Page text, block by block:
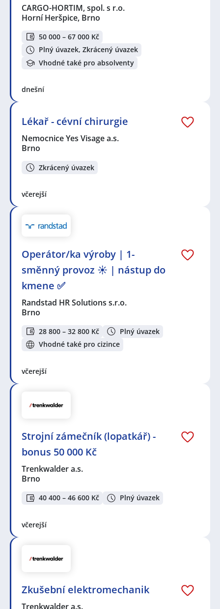
CARGO-HORTIM, spol. s r.o.
Horní Heršpice, Brno
50 000 – 67 000 Kč
Plný úvazek, Zkrácený úvazek
Vhodné také pro absolventy
dnešní
Lékař - cévní chirurgie
Nemocnice Yes Visage a.s.
Brno
Zkrácený úvazek
včerejší
Operátor/ka výroby | 1-
směnný provoz ☀️ | nástup do
kmene ✅
Randstad HR Solutions s.r.o.
Brno
28 800 – 32 800 Kč
Plný úvazek
Vhodné také pro cizince
včerejší
Strojní zámečník (lopatkář) -
bonus 50 000 Kč
Trenkwalder a.s.
Brno
40 400 – 46 600 Kč Plný úvazek
včerejší
Zkušební elektromechanik
Trenkwalder a.s.